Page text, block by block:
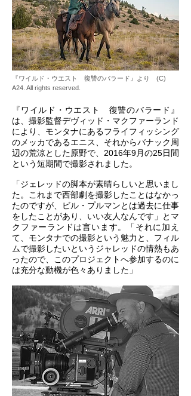
『ワイルド・ウエスト 復讐のバラード』より (C)
A24. All rights reserved.
『ワイルド・ウエスト 復讐のバラード』
は、撮影監督デヴィッド・マクファーランド
により、モンタナにあるフライフィッシング
のメッカであるエニス、それからバナック周
辺の荒涼とした原野で、2016年9月の25日間
という短期間で撮影されました。
「ジェレッドの脚本が素晴らしいと思いまし
た。これまで西部劇を撮影したことはなかっ
たのですが、ビル・プルマンとは過去に仕事
をしたことがあり、いい友人なんです」とマ
クファーランドは言います。「それに加え
て、モンタナでの撮影という魅力と、フィル
ムで撮影したいというジャレッドの情熱もあ
ったので、このプロジェクトへ参加するのに
は充分な動機が色々ありました」